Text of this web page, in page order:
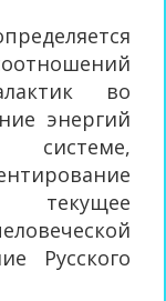
во
энергий
Русского